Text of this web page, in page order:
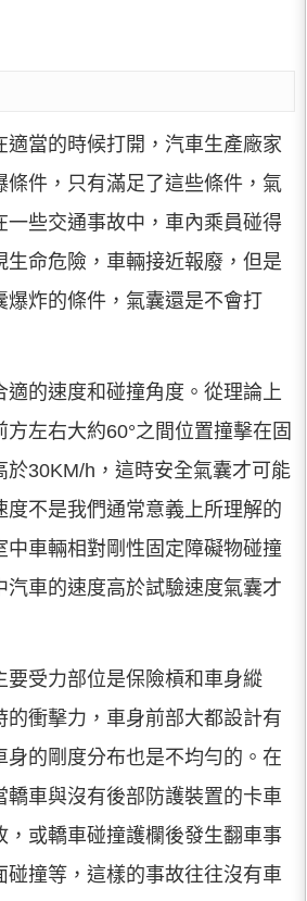
適當的時候打開，汽車生產廠家
條件，只有滿足了這些條件，氣
一些交通事故中，車內乘員碰得
生命危險，車輛接近報廢，但是
爆炸的條件，氣囊還是不會打
適的速度和碰撞角度。從理論上
左右大約60°之間位置撞擊在固
於30KM/h，這時安全氣囊才可能
度不是我們通常意義上所理解的
中車輛相對剛性固定障礙物碰撞
汽車的速度高於試驗速度氣囊才
要受力部位是保險槓和車身縱
的衝擊力，車身前部大都設計有
身的剛度分布也是不均勻的。在
轎車與沒有後部防護裝置的卡車
，或轎車碰撞護欄後發生翻車事
碰撞等，這樣的事故往往沒有車